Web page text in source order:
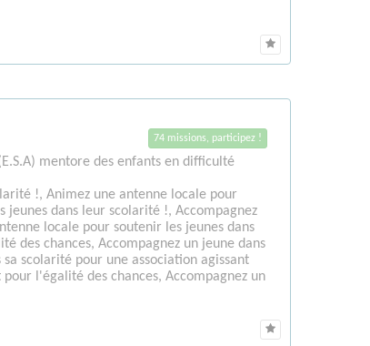
74 missions, participez !
mentore des enfants en difficulté
!, Animez une antenne locale pour
dans leur scolarité !, Accompagnez
locale pour soutenir les jeunes dans
des chances, Accompagnez un jeune dans
scolarité pour une association agissant
l'égalité des chances, Accompagnez un